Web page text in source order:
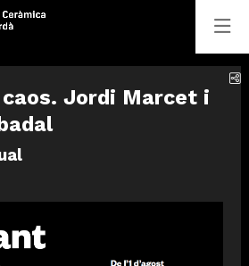
Jordi Marcet i